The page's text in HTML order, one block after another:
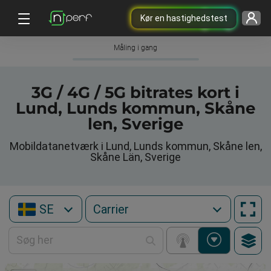
Kør en hastighedstest
Måling i gang
3G / 4G / 5G bitrates kort i
Lund, Lunds kommun, Skåne
len, Sverige
Mobildatanetværk i Lund, Lunds kommun, Skåne len,
Skåne Län, Sverige
SE